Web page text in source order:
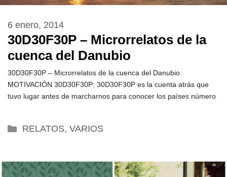
30D30F30P – Microrrelatos de la
cuenca del Danubio
6 enero, 2014
30D30F30P – Microrrelatos de la cuenca del Danubio
MOTIVACIÓN 30D30F30P: 30D30F30P es la cuenta atrás que
tuvo lugar antes de marcharnos para conocer los países número
Categorías
RELATOS, VARIOS